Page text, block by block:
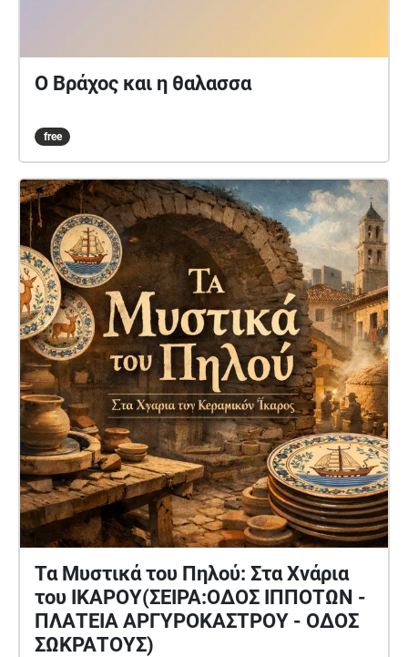
Ο Βράχος και η θαλασσα
free
Τα Μυστικά του Πηλού: Στα Χνάρια
του ΙΚΑΡΟΥ(ΣΕΙΡΑ:ΟΔΟΣ ΙΠΠΟΤΩΝ -
ΠΛΑΤΕΙΑ ΑΡΓΥΡΟΚΑΣΤΡΟΥ - ΟΔΟΣ
ΣΩΚΡΑΤΟΥΣ)